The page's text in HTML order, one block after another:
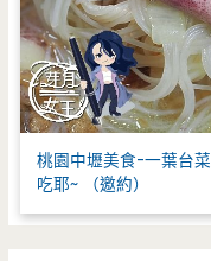
桃園中壢美食-一葉台
吃耶~ （邀約）